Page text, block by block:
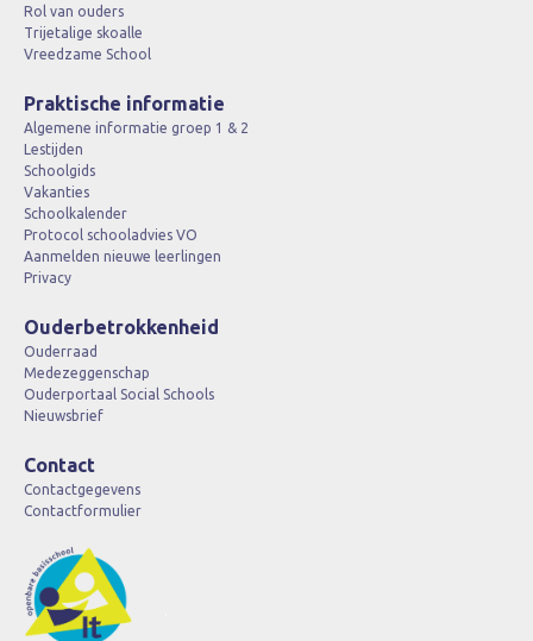
Rol van ouders
Trijetalige skoalle
Vreedzame School
Praktische informatie
Algemene informatie groep 1 & 2
Lestijden
Schoolgids
Vakanties
Schoolkalender
Protocol schooladvies VO
Aanmelden nieuwe leerlingen
Privacy
Ouderbetrokkenheid
Ouderraad
Medezeggenschap
Ouderportaal Social Schools
Nieuwsbrief
Contact
Contactgegevens
Contactformulier